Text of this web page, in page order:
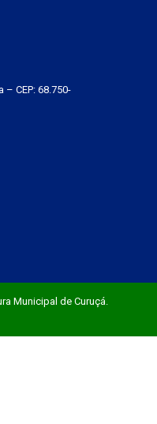
– CEP: 68.750-
Municipal de Curuçá.